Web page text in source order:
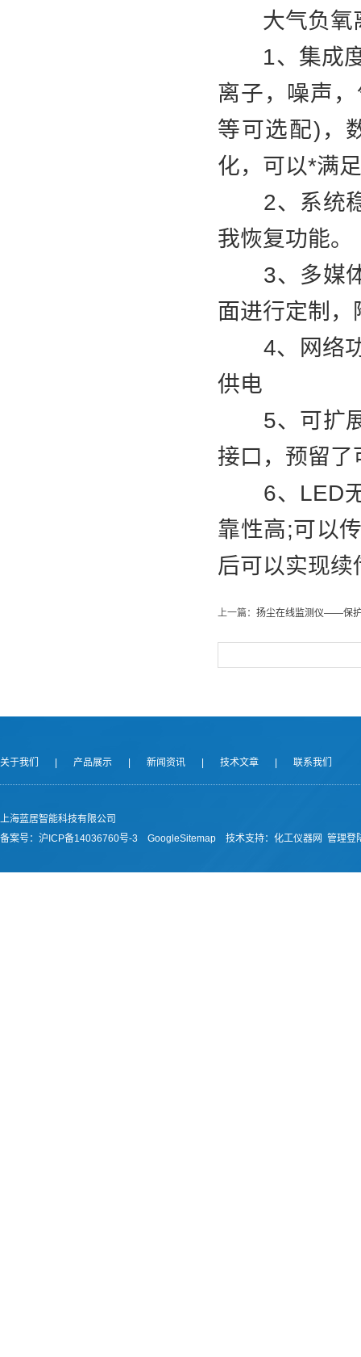
大气负氧
1、集成度
离子，噪声
等可选配)，
化，可以*满
2、系统稳
我恢复功能。
3、多媒体
面进行定制
4、网络功
供电
5、可扩展
接口，预留
6、LED无
靠性高;可以
后可以实现
上一篇： 扬尘在线监测仪——保
关于我们 产品展示 新闻资讯 技术文章 联系我们
上海蓝居智能科技有限公司
备案号： 沪ICP备14036760号-3 GoogleSitemap 技术支持： 化工仪器网 管理登